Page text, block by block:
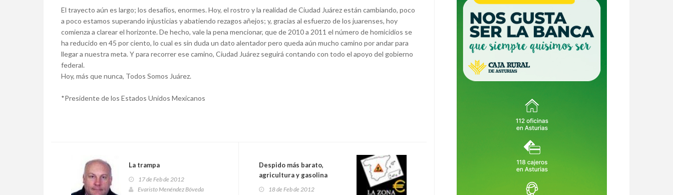
El trayecto aún es largo; los desafíos, enormes. Hoy, el rostro y la realidad de Ciudad Juárez están cambiando, poco
a poco estamos superando injusticias y abatiendo rezagos añejos; y, gracias al esfuerzo de los juarenses, hoy
comienza a clarear el horizonte. De hecho, vale la pena mencionar, que de 2010 a 2011 el número de homicidios se
ha reducido en 45 por ciento, lo cual es sin duda un dato alentador pero queda aún mucho camino por andar para
llegar a nuestra meta. Y para recorrer ese camino, Ciudad Juárez seguirá contando con todo el apoyo del gobierno
federal.
Hoy, más que nunca, Todos Somos Juárez.
*Presidente de los Estados Unidos Mexicanos
La trampa
17 de Feb de 2012
Evaristo Menéndez Bóveda
Despido más barato,
agricultura y gasolina
18 de Feb de 2012